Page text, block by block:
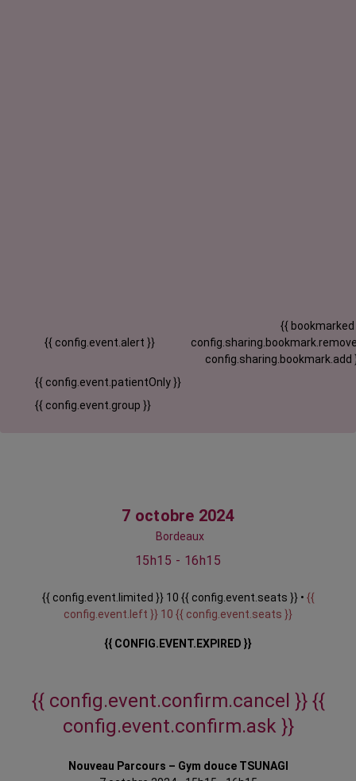
{{ config.event.alert }}
{{ bookmarked
config.sharing.bookmark.add
{{ config.event.patientOnly }}
{{ config.event.group }}
7 octobre 2024
Bordeaux
15h15 - 16h15
{{ config.event.limited }} 10 {{ config.event.seats }} • {{
config.event.left }} 10 {{ config.event.seats }}
{{ CONFIG.EVENT.EXPIRED }}
{{ config.event.confirm.cancel }} {{
config.event.confirm.ask }}
Nouveau Parcours – Gym douce TSUNAGI